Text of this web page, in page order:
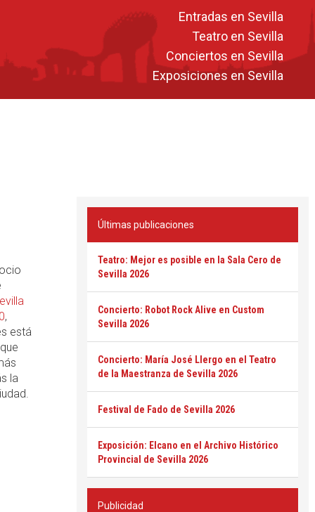
Entradas en Sevilla
Teatro en Sevilla
Conciertos en Sevilla
Exposiciones en Sevilla
,
está
que
la
Últimas publicaciones
Teatro: Mejor es posible en la Sala Cero de
Sevilla 2026
Concierto: Robot Rock Alive en Custom
Sevilla 2026
Concierto: María José Llergo en el Teatro
de la Maestranza de Sevilla 2026
Festival de Fado de Sevilla 2026
Exposición: Elcano en el Archivo Histórico
Provincial de Sevilla 2026
Publicidad